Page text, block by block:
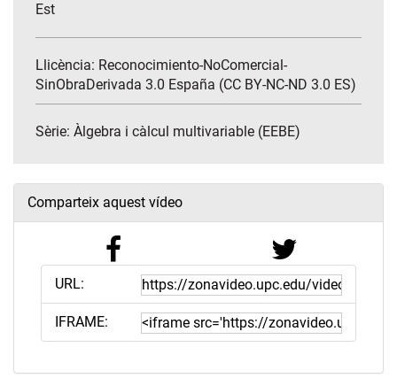
Est
Llicència: Reconocimiento-NoComercial-
SinObraDerivada 3.0 España (CC BY-NC-ND 3.0 ES)
Sèrie: Àlgebra i càlcul multivariable (EEBE)
Comparteix aquest vídeo
URL:
IFRAME: